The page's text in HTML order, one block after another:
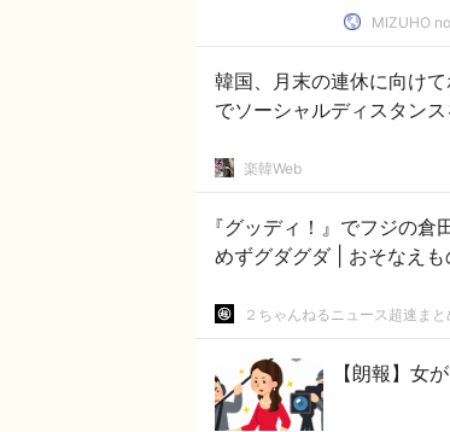
MIZUHO
韓国、月末の連休に向け
でソーシャルディスタン
楽韓Web
『グッディ！』でフジの
２ちゃんねるニュース超速まと
【朗報】女